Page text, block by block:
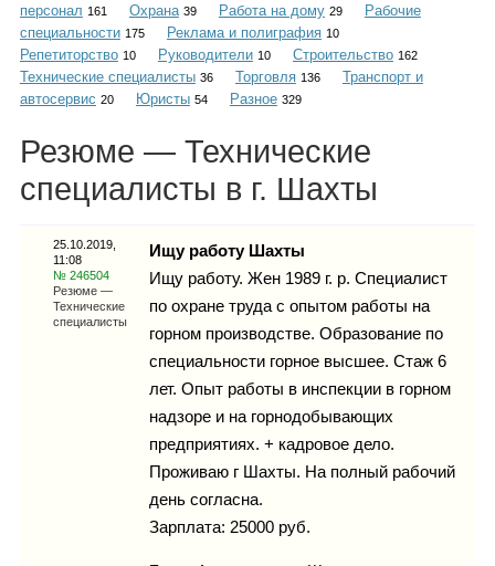
Каталог
Инфо
Гороскоп
Карты
Фотогалерея
персонал 161 Охрана 39 Работа на дому 29
Рабочие
специальности 175 Реклама и полиграфия 10
Репетиторство 10 Руководители 10 Строительство 162
Технические специалисты 36 Торговля 136
Транспорт и
автосервис 20 Юристы 54 Разное 329
Резюме — Технические
специалисты в г. Шахты
25.10.2019,
11:08
№ 246504
Резюме —
Технические
специалисты
Ищу работу Шахты
Ищу работу. Жен 1989 г. р. Специалист
по охране труда с опытом работы на
горном производстве. Образование по
специальности горное высшее. Стаж 6
лет. Опыт работы в инспекции в горном
надзоре и на горнодобывающих
предприятиях. + кадровое дело.
Проживаю г Шахты. На полный рабочий
день согласна.
Зарплата: 25000 руб.